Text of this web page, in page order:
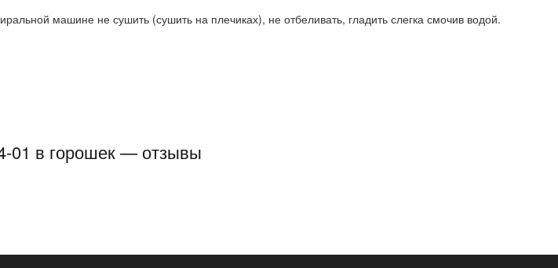
машине не сушить (сушить на плечиках), не отбеливать, гладить слегка смочив водой.
01 в горошек — отзывы